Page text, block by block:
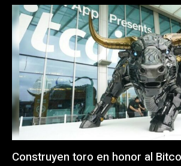
Construyen toro en honor al